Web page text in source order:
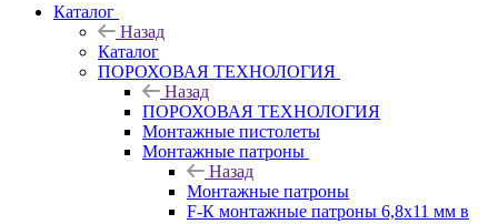
Каталог
Назад
Каталог
ПОРОХОВАЯ ТЕХНОЛОГИЯ
Назад
ПОРОХОВАЯ ТЕХНОЛОГИЯ
Монтажные пистолеты
Монтажные патроны
Назад
Монтажные патроны
F-К монтажные патроны 6,8х11 мм в